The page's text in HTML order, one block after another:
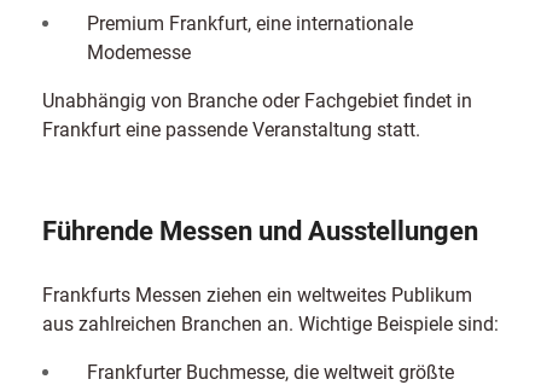
Premium Frankfurt, eine internationale
Modemesse
Unabhängig von Branche oder Fachgebiet findet in
Frankfurt eine passende Veranstaltung statt.
Führende Messen und Ausstellungen
Frankfurts Messen ziehen ein weltweites Publikum
aus zahlreichen Branchen an. Wichtige Beispiele sind:
Frankfurter Buchmesse, die weltweit größte